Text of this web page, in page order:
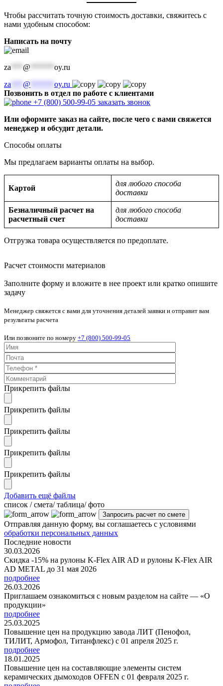
Чтобы рассчитать точную стоимость доставки, свяжитесь с
нами удобным способом:
Написать на почту
za @
oy.ru
za
@
oy.ru
Позвонить в отдел по работе с клиентами
+7 (800) 500-99-05 заказать звонок
Или оформите заказ на сайте, после чего с вами свяжется
менеджер и обсудит детали.
Способы оплаты
Мы предлагаем варианты оплаты на выбор.
Картой
для любого способа
доставки
Безналичный расчет на
расчетный счет
для любого способа
доставки
Отгрузка товара осуществляется по предоплате.
Расчет стоимости материалов
Заполните форму и вложите в нее проект или кратко опишите
задачу
Менеджер свяжется с вами для уточнения деталей заявки и отправит вам
результаты расчета
Или позвоните по номеру +7 (800) 500-99-05
Прикрепить файлы
Прикрепить файлы
Прикрепить файлы
Прикрепить файлы
Прикрепить файлы
Добавить ещё файлы
cписок / смета/ таблица/ фото
Отправляя данную форму, вы соглашаетесь с условиями
обработки персональных данных
Последние новости
30.03.2026
Скидка -15% на рулоны K-Flex AIR AD и рулоны K-Flex AIR
AD METAL до 31 мая 2026
подробнее
26.03.2026
Приглашаем ознакомиться с новым разделом на сайте — «О
продукции»
подробнее
25.03.2025
Повышение цен на продукцию завода ЛИТ (Пенофол,
ТИЛИТ, Армофол, Титанфлекс) с 01 апреля 2025 г.
подробнее
18.01.2025
Повышение цен на составляющие элементы систем
керамических дымоходов OFFEN с 01 февраля 2025 г.